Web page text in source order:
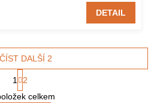
DETAIL
O
DALŠÍ 2
t
r
1
2
celkem